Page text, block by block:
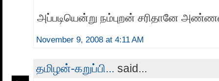
அப்படியென்று நம்புறன் சரிதானே
November 9, 2008 at 4:11 AM
தமிழன்-கறுப்பி... said...